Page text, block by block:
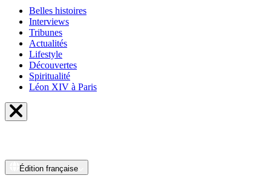
Belles histoires
Interviews
Tribunes
Actualités
Lifestyle
Découvertes
Spiritualité
Léon XIV à Paris
Édition française